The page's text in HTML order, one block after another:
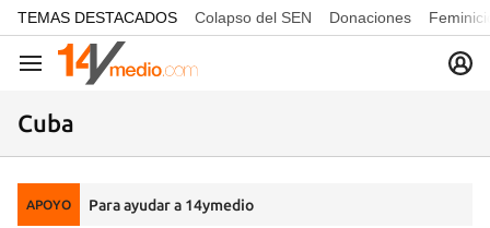
common.go-to-content
TEMAS DESTACADOS Colapso del SEN Donaciones
Navegación
Cuba
APOYO Para ayudar a 14ymedio